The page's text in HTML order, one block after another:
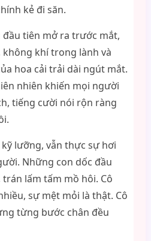
kẻ đi săn.
tiên mở ra trước mắt,
khí trong lành và
hoa cải trải dài ngút mắt.
nhiên khiến mọi người
tiếng cười nói rộn ràng
lưỡng, vẫn thực sự hơi
Những con dốc đầu
lấm tấm mồ hôi. Cô
sự mệt mỏi là thật. Cô
từng bước chân đều